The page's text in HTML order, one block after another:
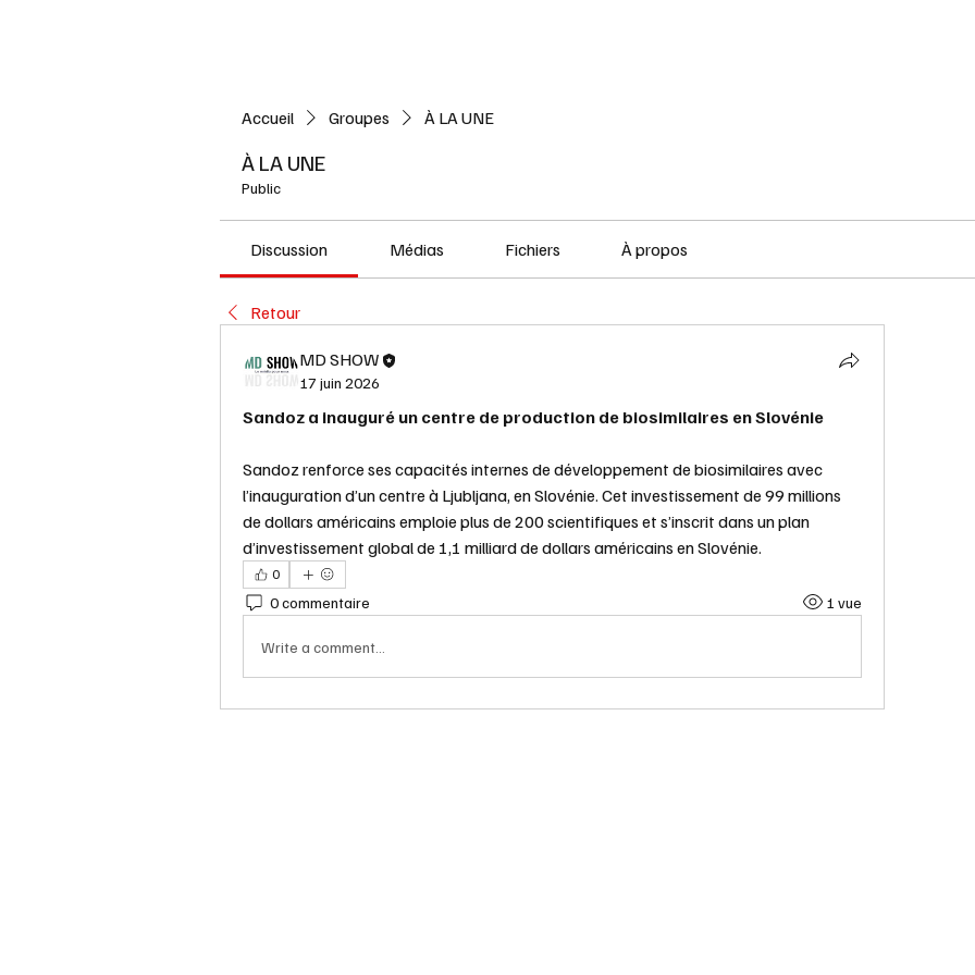
Accueil Groupes À LA UNE
À LA UNE
Public
Discussion Médias Fichiers À propos
Retour
MD SHOW
17 juin 2026
Sandoz a inauguré un centre de production de biosimilaires en Slovénie
Sandoz renforce ses capacités internes de développement de biosimilaires avec
l’inauguration d’un centre à Ljubljana, en Slovénie. Cet investissement de 99 millions
de dollars américains emploie plus de 200 scientifiques et s’inscrit dans un plan
d’investissement global de 1,1 milliard de dollars américains en Slovénie.
0
0 commentaire 1 vue
Write a comment...